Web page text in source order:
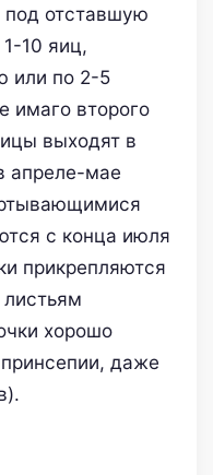
под отставшую
10 яиц,
или по 2-5
имаго второго
выходят в
апреле-мае
с конца июля
прикрепляются
хорошо
даже